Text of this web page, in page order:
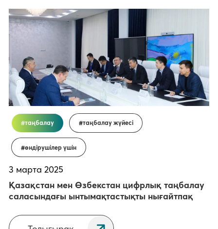
таңбалау таңбалау жүйесі
өндірушілер үшін
3 марта 2025
Қазақстан мен Өзбекстан цифрлық таңбалау
саласындағы ынтымақтастықты нығайтпақ